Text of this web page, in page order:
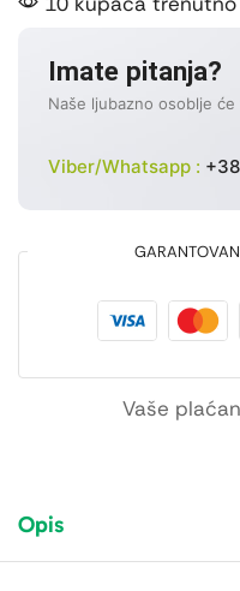
Imate pitanja?
Naše ljubazno osoblje će
Viber/Whatsapp :
Vaše
Opis